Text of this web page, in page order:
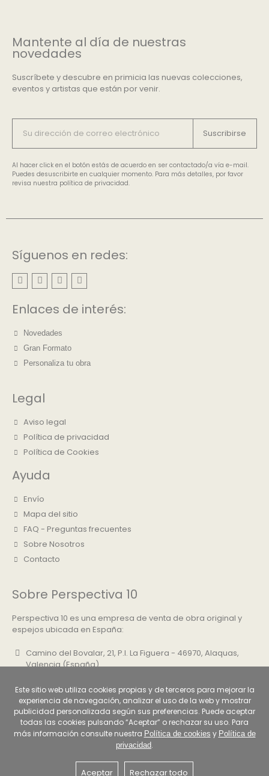
Mantente al día de nuestras
novedades
Suscríbete y descubre en primicia las nuevas colecciones,
eventos y artistas que están por venir.
Suscribirse
Al hacer click en el botón estás de acuerdo en ser contactado/a vía e-mail.
Puedes desuscribirte en cualquier momento. Para más detalles, por favor
revisa nuestra política de privacidad.
Síguenos en redes:
Enlaces de interés:
Novedades
Gran Formato
Personaliza tu obra
Legal
Aviso legal
Política de privacidad
Política de Cookies
Ayuda
Envío
Mapa del sitio
FAQ - Preguntas frecuentes
Sobre Nosotros
Contacto
Sobre Perspectiva 10
Perspectiva 10 es una empresa de venta de obra original y
espejos ubicada en España:
Camino del Bovalar, 21, P.I. La Figuera - 46970, Alaquas,
Valencia (España)
info@perspectiva10.com
Este sitio web utiliza cookies propias y de terceros para mejorar la
experiencia de navegación, analizar el uso de la web y mostrar
publicidad personalizada según sus preferencias. Puede aceptar
todas las cookies pulsando “Aceptar” o rechazar su uso. Para
más información consulte nuestra Política de cookies y Política de
privacidad.
Aceptar Rechazar todo